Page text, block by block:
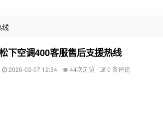
下空调400客服售后支援热线
2026-03-07 12:34 44次浏览 0 条评论